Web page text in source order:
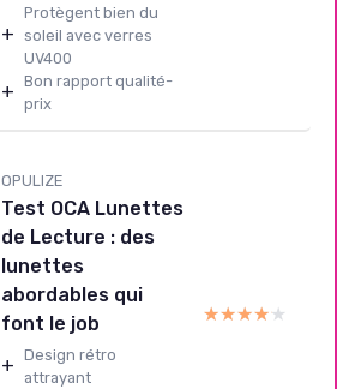
+
Protègent bien du
soleil avec verres
UV400
+ Bon rapport qualité-
prix
OPULIZE
Test OCA Lunettes
de Lecture : des
lunettes
abordables qui
font le job
+ Design rétro
attrayant
★★★★★
★★★★★